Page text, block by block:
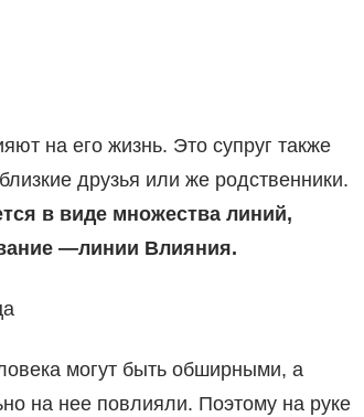
на его жизнь. Это супруг также
друзья или же родственники.
в виде множества линий,
—линии Влияния.
могут быть обширными, а
на нее повлияли. Поэтому на руке